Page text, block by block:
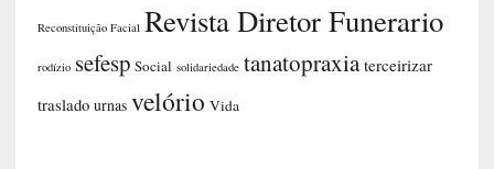
Reconstituição Facial Revista Diretor Funerario
rodízio sefesp Social solidariedade tanatopraxia terceirizar
traslado urnas velório Vida